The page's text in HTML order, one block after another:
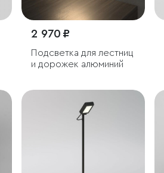
2 970 ₽
Подсветка для лестниц
и дорожек алюминий